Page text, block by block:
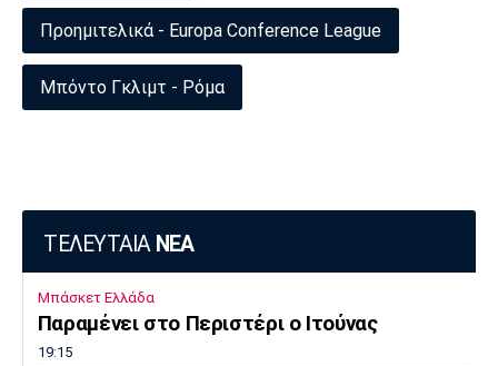
Προημιτελικά - Europa Conference League
Μπόντο Γκλιμτ - Ρόμα
ΤΕΛΕΥΤΑΙΑ ΝΕΑ
Μπάσκετ Ελλάδα
Παραμένει στο Περιστέρι ο Ιτούνας
19:15